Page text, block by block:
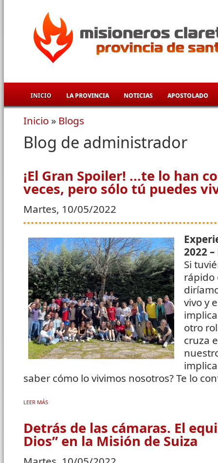
INICIO LA PROVINCIA NOTICIAS APOSTOLADO
Se encuentra usted aquí
Inicio » Blogs
Blog de administrador
¡El Gran Spoiler! ...te lo han
veces, pero sólo tú puedes
Martes, 10/05/2022
2022
Si
rápido
vivo y
otro
cruza
saber cómo lo vivimos nosotros? Te lo
LEER MÁS
Detrás de las cámaras. El
Dios” en la Misión de Suiza